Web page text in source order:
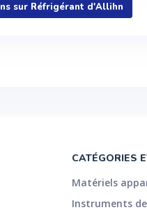
sur Réfrigérant d'Allihn
CATÉGORIES
Matériels
Instruments